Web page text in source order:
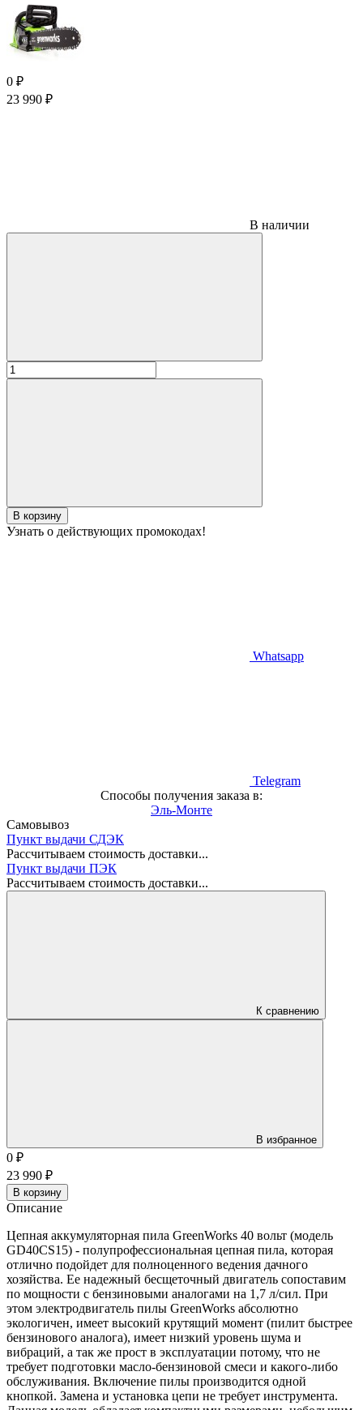
0 ₽
23 990 ₽
В наличии
В корзину
Узнать о действующих промокодах!
Whatsapp
Telegram
Способы получения заказа в:
Эль-Монте
Самовывоз
Пункт выдачи СДЭК
Рассчитываем стоимость доставки...
Пункт выдачи ПЭК
Рассчитываем стоимость доставки...
К сравнению
В избранное
0 ₽
23 990 ₽
В корзину
Описание
Цепная аккумуляторная пила GreenWorks 40 вольт (модель
GD40CS15) - полупрофессиональная цепная пила, которая
отлично подойдет для полноценного ведения дачного
хозяйства. Ее надежный бесщеточный двигатель сопоставим
по мощности с бензиновыми аналогами на 1,7 л/сил. При
этом электродвигатель пилы GreenWorks абсолютно
экологичен, имеет высокий крутящий момент (пилит быстрее
бензинового аналога), имеет низкий уровень шума и
вибраций, а так же прост в эксплуатации потому, что не
требует подготовки масло-бензиновой смеси и какого-либо
обслуживания. Включение пилы производится одной
кнопкой. Замена и установка цепи не требует инструмента.